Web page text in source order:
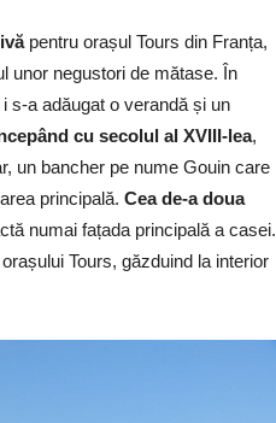
pentru orașul Tours din Franța,
unor negustori de mătase. În
s-a adăugat o verandă și un
cu secolul al XVIII-lea,
un bancher pe nume Gouin care
principală. Cea de-a doua
numai fațada principală a casei.
Tours, găzduind la interior